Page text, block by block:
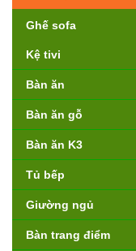
Ghế sofa
Kệ tivi
Bàn ăn
Bàn ăn gỗ
Bàn ăn K3
Tủ bếp
Giường ngủ
Bàn trang điểm